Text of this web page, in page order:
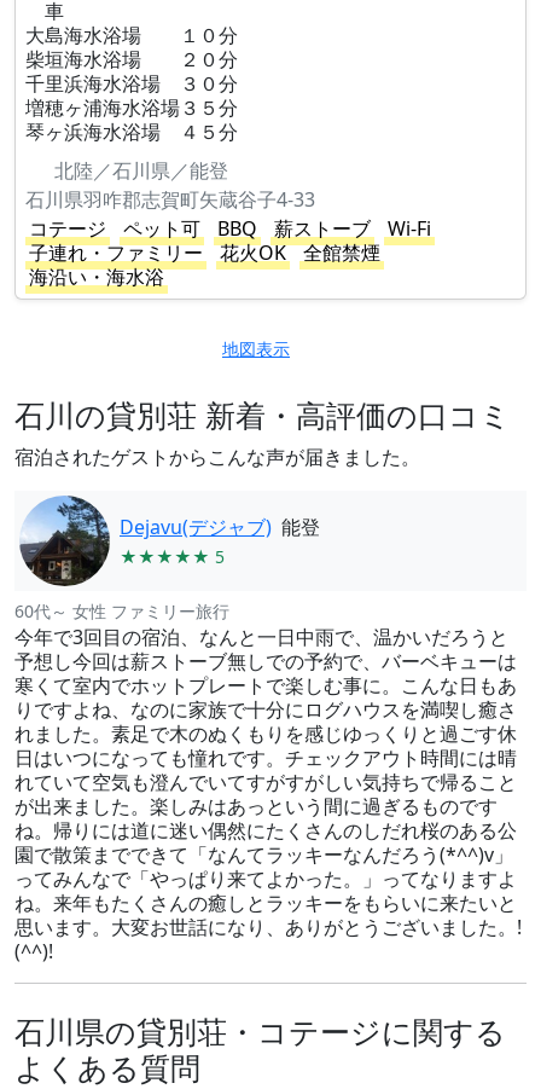
車
大島海水浴場 １０分
柴垣海水浴場 ２０分
千里浜海水浴場 ３０分
増穂ヶ浦海水浴場３５分
琴ヶ浜海水浴場 ４５分
北陸／石川県／能登
石川県羽咋郡志賀町矢蔵谷子4-33
コテージ
ペット可 BBQ 薪ストーブ
Wi-Fi
子連れ・ファミリー
花火OK
全館禁煙
海沿い・海水浴
地図表示
石川の貸別荘 新着・高評価の口コミ
宿泊されたゲストからこんな声が届きました。
Dejavu(デジャブ) 能登
★★★★★ 5
60代～ 女性 ファミリー旅行
今年で3回目の宿泊、なんと一日中雨で、温かいだろうと
予想し今回は薪ストーブ無しでの予約で、バーベキューは
寒くて室内でホットプレートで楽しむ事に。こんな日もあ
りですよね、なのに家族で十分にログハウスを満喫し癒さ
れました。素足で木のぬくもりを感じゆっくりと過ごす休
日はいつになっても憧れです。チェックアウト時間には晴
れていて空気も澄んでいてすがすがしい気持ちで帰ること
が出来ました。楽しみはあっという間に過ぎるものです
ね。帰りには道に迷い偶然にたくさんのしだれ桜のある公
園で散策までできて「なんてラッキーなんだろう(*^^)v」
ってみんなで「やっぱり来てよかった。」ってなりますよ
ね。来年もたくさんの癒しとラッキーをもらいに来たいと
思います。大変お世話になり、ありがとうございました。!
(^^)!
石川県の貸別荘・コテージに関する
よくある質問